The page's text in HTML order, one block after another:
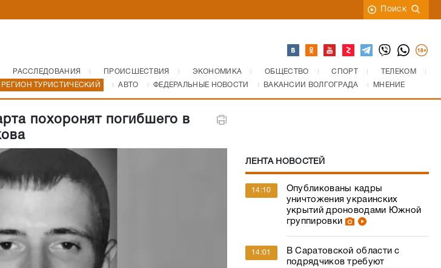
Поиск
РАССЛЕДОВАНИЯ ПРОИСШЕСТВИЯ ЭКОНОМИКА ОБЩЕСТВО СПОРТ
ТЕЛЕКОМ
РЕГИОН ТУРИСТИЧЕСКИЙ АВТО ФЕДЕРАЛЬНЫЕ НОВОСТИ ВАКАНСИИ ВОЛГОГРАДА МНЕНИЕ
похоронят погибшего в
ЛЕНТА НОВОСТЕЙ
14:10
Опубликованы кадры
уничтожения украинских
укрытий дроноводами Южной
группировки
14:01
В Саратовской области с
подрядчиков требуют